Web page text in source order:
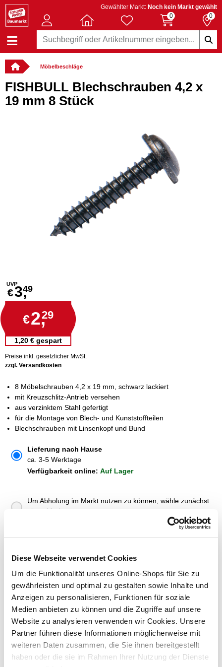
Diese Webseite verwendet Cookies
Um die Funktionalität unseres Online-Shops für Sie zu
gewährleisten und optimal zu gestalten sowie Inhalte und
Anzeigen zu personalisieren, Funktionen für soziale
Medien anbieten zu können und die Zugriffe auf unsere
Website zu analysieren verwenden wir Cookies. Unsere
Partner führen diese Informationen möglicherweise mit
weiteren Daten zusammen, die Sie ihnen bereitgestellt
haben oder die sie im Rahmen Ihrer Nutzung der Dienste
Gewählter Markt: Noch kein Markt gewählt
0
0
Möbelbeschläge
FISHBULL Blechschrauben 4,2 x
19 mm 8 Stück
UVP
€3,49
€2,29
1,20 € gespart
Preise inkl. gesetzlicher MwSt.
zzgl. Versandkosten
8 Möbelschrauben 4,2 x 19 mm, schwarz lackiert
mit Kreuzschlitz-Antrieb versehen
aus verzinktem Stahl gefertigt
für die Montage von Blech- und Kunststoffteilen
Blechschrauben mit Linsenkopf und Bund
Lieferung nach Hause
ca. 3-5 Werktage
Verfügbarkeit online: Auf Lager
Um Abholung im Markt nutzen zu können, wähle zunächst
einen Markt
Menge
In den Warenkorb
Merken
ZUBEHÖR UND PASSENDE ARTIKEL: